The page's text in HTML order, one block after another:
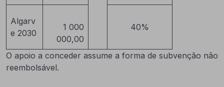
Algarv
e 2030
1 000
000,00
40%
O apoio a conceder assume a forma de subvenção não
reembolsável.